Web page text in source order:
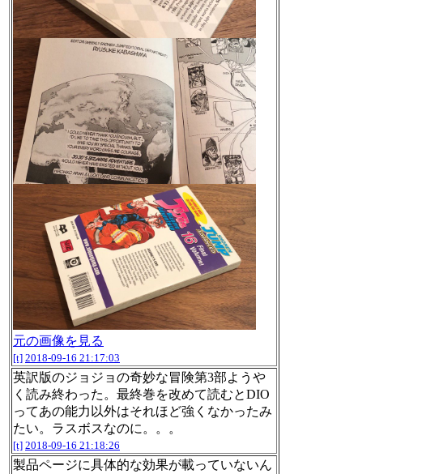
元の画像を見る
[t] 2018-09-16 21:17:03
英訳版のジョジョの奇妙な冒険第3部ようや
く読み終わった。最終巻を改めて読むとDIO
ってあの能力以外はそれほど強くなかったみ
たい。ラスボスなのに。。。
[t] 2018-09-16 21:18:26
製品ページに具体的な効果が載っていないん